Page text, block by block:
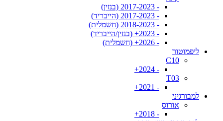
- 2017-2023 (בנזין)
- 2017-2023 (הייבריד)
- 2018-2023 (חשמלית)
- 2023+ (בנזין/הייבריד)
- 2026+ (חשמלית)
ליפמוטור
C10
- 2024+
T03
- 2021+
למבורגיני
אורוס
- 2018+